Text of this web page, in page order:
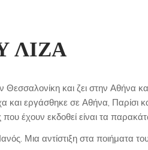
ΛΙΖΑ
Θεσσαλονίκη και ζει στην Αθήνα
και εργάσθηκε σε Αθήνα, Παρίσι
έχουν εκδοθεί είναι τα
Μια αντίστιξη στα ποιήματα